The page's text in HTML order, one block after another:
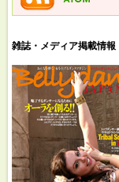
雑誌・メディア掲載情報